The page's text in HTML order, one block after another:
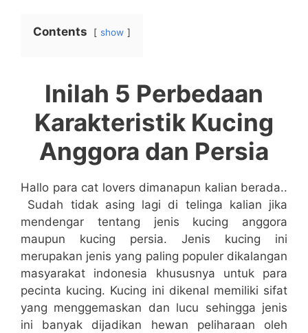
Contents show
Inilah 5 Perbedaan
Karakteristik Kucing
Anggora dan Persia
Hallo para cat lovers dimanapun kalian berada..
Sudah tidak asing lagi di telinga kalian jika
mendengar tentang jenis kucing anggora
maupun kucing persia. Jenis kucing ini
merupakan jenis yang paling populer dikalangan
masyarakat indonesia khususnya untuk para
pecinta kucing. Kucing ini dikenal memiliki sifat
yang menggemaskan dan lucu sehingga jenis
ini banyak dijadikan hewan peliharaan oleh